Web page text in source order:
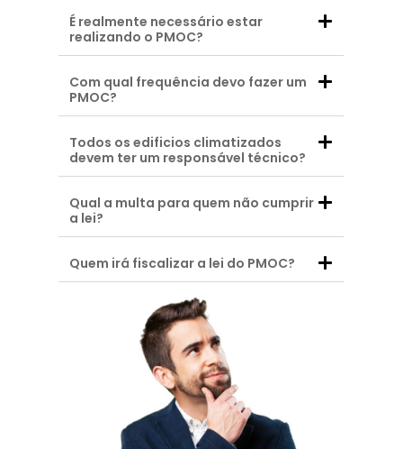
É realmente necessário estar
realizando o PMOC?
Com qual frequência devo fazer um
PMOC?
Todos os edificios climatizados
devem ter um responsável técnico?
Qual a multa para quem não cumprir
a lei?
Quem irá fiscalizar a lei do PMOC?